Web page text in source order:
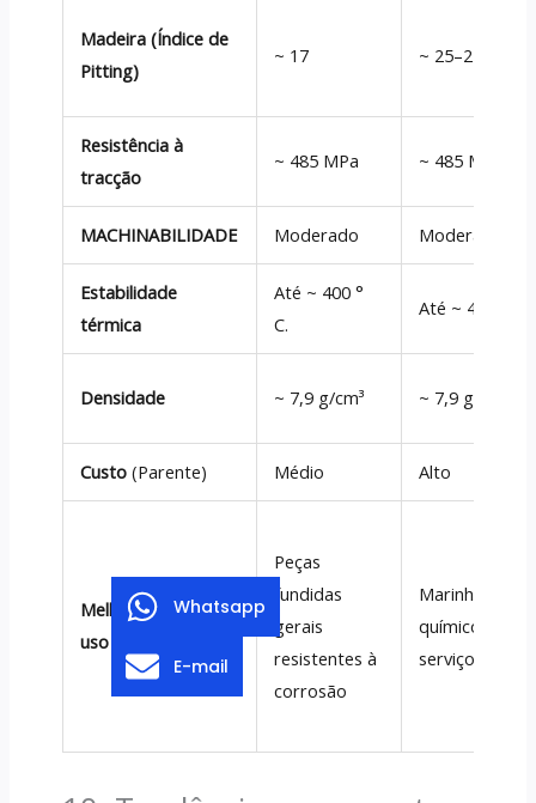
Madeira (Índice de
Pitting)
~ 17 ~ 25–27
Resistência à
tracção
~ 485 MPa ~ 485 MPa
MACHINABILIDADE Moderado Moderado
Estabilidade
térmica
Até ~ 400 °
C.
Até ~ 400 ° C.
Densidade ~ 7,9 g/cm³ ~ 7,9 g/cm³
Custo (Parente) Médio Alto
Melhores casos de
uso
Peças
fundidas
gerais
resistentes à
corrosão
Marinho,
químico,
serviço ácido
Whatsapp
E-mail